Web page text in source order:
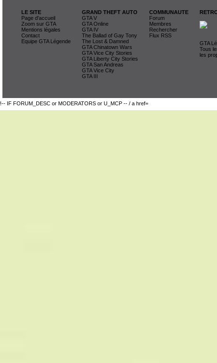
LE SITE
Page d'accueil
Zoom sur GTA
Mentions légales
Contact
Equipe GTA Légende
GRAND THEFT AUTO
GTA V
GTA Online
GTA IV
The Ballad of Gay Tony
The Lost & Damned
GTA Chinatown Wars
GTA Vice City Stories
GTA Liberty City Stories
GTA San Andreas
GTA Vice City
GTA III
COMMUNAUTE
Forum
Membres
Rechercher
Flux RSS
GTA
Tous
les
!-- IF FORUM_DESC or MODERATORS or U_MCP -- / a href=